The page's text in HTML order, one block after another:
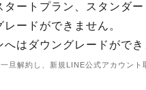
ートプラン、スタンダ
ードができません。
はダウングレードができ
旦解約し、新規LINE公式アカウン